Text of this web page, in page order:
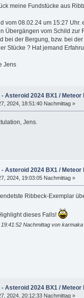
meine Fundstücke aus
vom 08.02.24 um 15:27
Übergängen vom Schild
bei der Bergung, bzw. bei
Stücke ? Hat jemand
Jens
Asteroid 2024 BX1 / Meteor
2024, 18:51:40 Nachmittag »
Jens.
Asteroid 2024 BX1 / Meteor
2024, 19:03:05 Nachmittag »
Ribbeck-Exemplar
dieses Falls!
Nachmittag von karmaka
Asteroid 2024 BX1 / Meteor
2024, 20:12:33 Nachmittag »